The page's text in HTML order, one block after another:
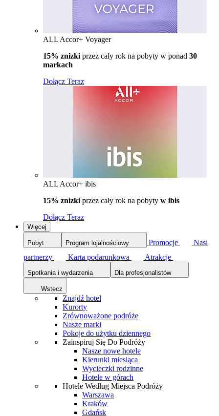
ALL Accor+ Voyager
15% znizki przez cały rok na pobyty w ponad 30
markach
Dołącz Teraz
ALL Accor+ ibis
15% znizki przez cały rok na pobyty w ibis
Dołącz Teraz
Więcej
Pobyt Program lojalnościowy Promocje
Nasi
partnerzy
Karta podarunkowa Atrakcje
Spotkania i wydarzenia Dla profesjonalistów
Wstecz
Znajdź hotel
Kurorty
Zrównoważone podróże
Nasze marki
Pokoje do użytku dziennego
Zainspiruj Się Do Podróży
Nasze nowe hotele
Kierunki miesiąca
Wycieczki rodzinne
Hotele w górach
Hotele Według Miejsca Podróży
Warszawa
Kraków
Gdańsk